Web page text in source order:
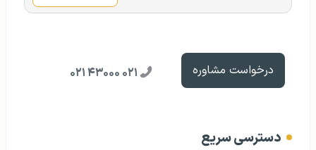
درخواست مشاوره ۰۲۱ ۴۳۰۰۰ ۰۲۱
دسترسی سریع